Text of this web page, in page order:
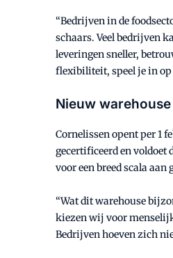
“Bedrijven in de
schaars. Veel bedrijven
leveringen sneller,
flexibiliteit, speel je in op
Nieuw
Cornelissen opent per 1
gecertificeerd en voldoet
voor een breed scala aan
“Wat dit warehouse
kiezen wij voor
Bedrijven hoeven zich